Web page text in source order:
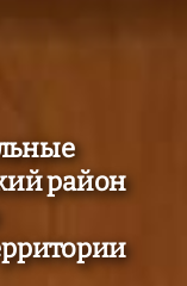
район